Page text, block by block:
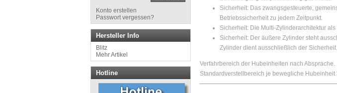
Sicherheit: Das zwangsgesteuerte,
Betriebssicherheit zu jedem Zeitpunkt.
Sicherheit: Die Multi-Zylinderarchitektur
Sicherheit: Der äußere Zylinder steht
Zylinder dient ausschließlich der Sicherheit.
Verfahrbereich der Hubeinheiten nach Absprache.
Standardverstellbereich je bewegliche Hubeinheit
Konto erstellen
Passwort vergessen?
Hersteller Info
Blitz
Mehr Artikel
Hotline